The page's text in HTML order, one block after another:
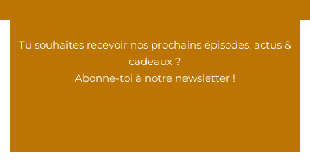
Tu souhaites recevoir nos prochains épisodes, actus &
cadeaux ?
Abonne-toi à notre newsletter !